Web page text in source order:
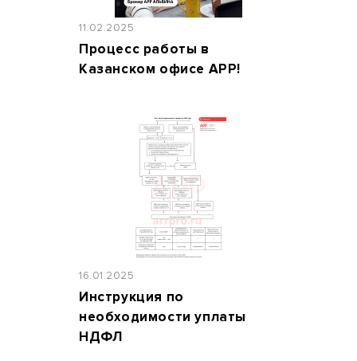
11.02.2025
Процесс работы в
Казанском офисе АРР!
16.01.2025
Инструкция по
необходимости уплаты
НДФЛ